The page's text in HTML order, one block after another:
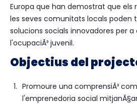
Europa que han demostrat que els
les seves comunitats locals poden
solucions socials innovadores per
l'ocupaciÃ³ juvenil.
Objectius del
Promoure una comprensiÃ³
l'emprenedoria social